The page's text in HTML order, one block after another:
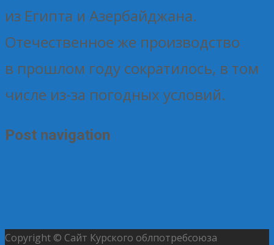
из Египта и Азербайджана.
Отечественное же производство
в прошлом году сократилось, в том
числе из-за погодных условий.
Post navigation
Copyright © Сайт Курского облпотребсоюза